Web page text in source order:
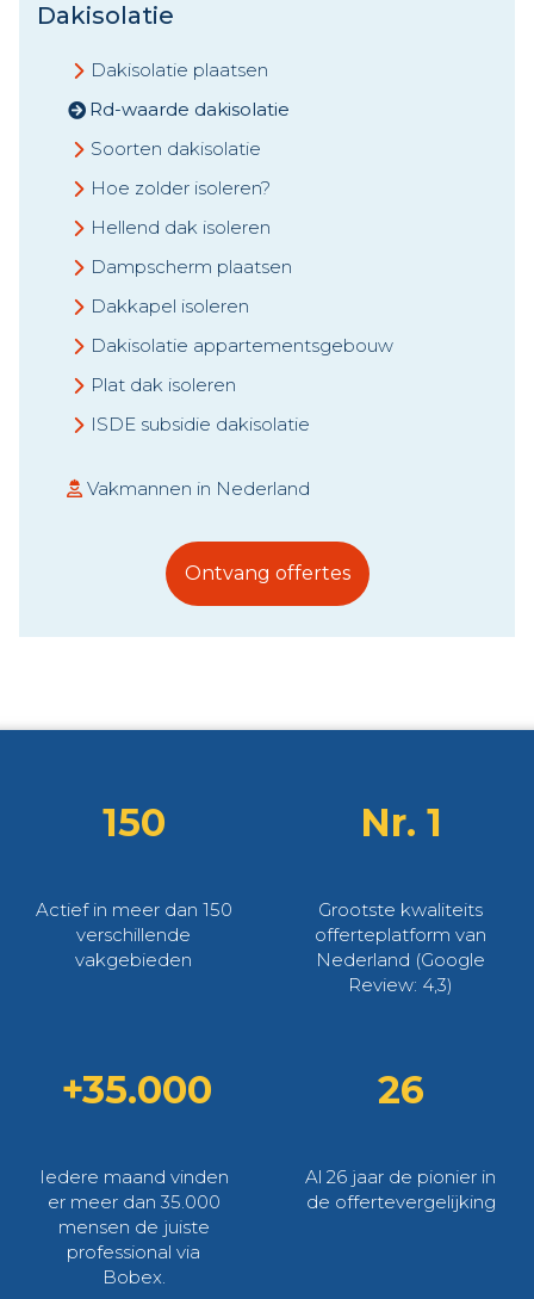
Dakisolatie
Dakisolatie plaatsen
Rd-waarde dakisolatie
Soorten dakisolatie
Hoe zolder isoleren?
Hellend dak isoleren
Dampscherm plaatsen
Dakkapel isoleren
Dakisolatie appartementsgebouw
Plat dak isoleren
ISDE subsidie dakisolatie
Vakmannen in Nederland
Ontvang offertes
150
Actief in meer dan 150
verschillende
vakgebieden
Nr. 1
Grootste kwaliteits
offerteplatform van
Nederland (Google
Review: 4,3)
+35.000
Iedere maand vinden
er meer dan 35.000
mensen de juiste
professional via
Bobex.
26
Al 26 jaar de pionier in
de offertevergelijking